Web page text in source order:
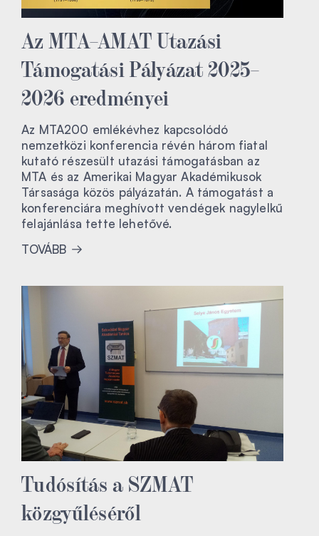
Az MTA–AMAT Utazási
Támogatási Pályázat 2025–
2026 eredményei
Az MTA200 emlékévhez kapcsolódó
nemzetközi konferencia révén három fiatal
kutató részesült utazási támogatásban az
MTA és az Amerikai Magyar Akadémikusok
Társasága közös pályázatán. A támogatást a
konferenciára meghívott vendégek nagylelkű
felajánlása tette lehetővé.
TOVÁBB
Tudósítás a SZMAT
közgyűléséről